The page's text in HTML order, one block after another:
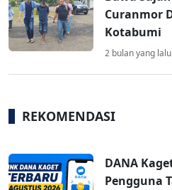
Curanmor
Kotabumi
2 bulan yang lalu
REKOMENDASI
DANA
Pengguna